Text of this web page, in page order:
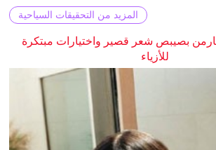
المزيد من التحقيقات السياحية
بصيبص شعر قصير واختيارات مبتكرة
للأزياء